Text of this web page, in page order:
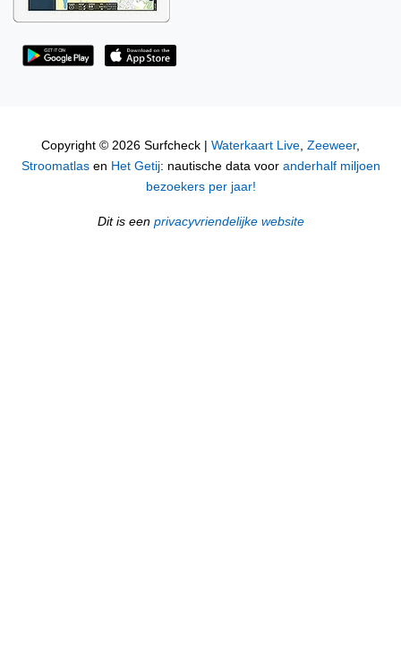
Copyright © 2026 Surfcheck | Waterkaart Live, Zeeweer,
Stroomatlasen Het Getij: nautische data voor anderhalf miljoen
bezoekers per jaar!
Dit is een privacyvriendelijke website